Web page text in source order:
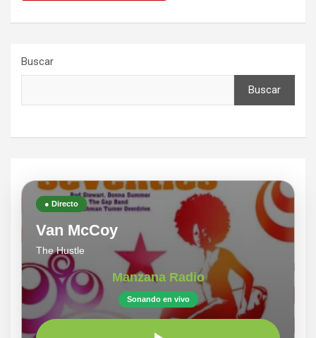
Buscar
Buscar
● Directo
Van McCoy
The Hustle
Manzana Radio
Sonando en vivo